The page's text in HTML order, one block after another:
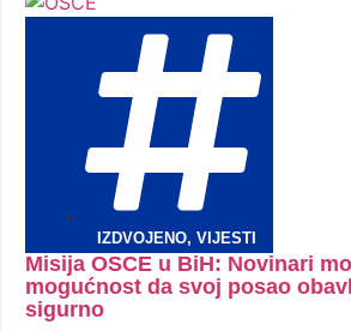
IZDVOJENO, VIJESTI
Misija OSCE u BiH: Novinari
mogućnost da svoj posao
sigurno